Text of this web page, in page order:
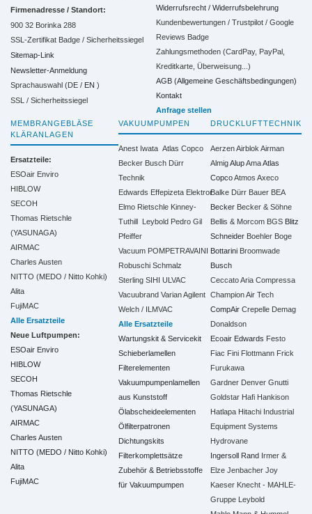
Firmenadresse / Standort:
900 32 Borinka 288
SSL-Zertifikat Badge / Sicherheitssiegel
Sitemap-Link
Newsletter-Anmeldung
Sprachauswahl (DE / EN )
SSL / Sicherheitssiegel
Widerrufsrecht / Widerrufsbelehrung
Kundenbewertungen / Trustpilot / Google
Reviews Badge
Zahlungsmethoden (CardPay, PayPal,
Kreditkarte, Überweisung...)
AGB (Allgemeine Geschäftsbedingungen)
Kontakt
Anfrage stellen
MEMBRANGEBLÄSE
KLÄRANLAGEN
Ersatzteile:
ESOair Enviro
HIBLOW
SECOH
Thomas Rietschle
(YASUNAGA)
AIRMAC
Charles Austen
NITTO (MEDO / Nitto Kohki)
Alita
FujiMAC
Alle Ersatzteile
Neue Luftpumpen:
ESOair Enviro
HIBLOW
SECOH
Thomas Rietschle
(YASUNAGA)
AIRMAC
Charles Austen
NITTO (MEDO / Nitto Kohki)
Alita
FujiMAC
VAKUUMPUMPEN
Anest Iwata Atlas Copco
Becker Busch Dürr
Technik
Edwards Effepizeta Elektror
Elmo Rietschle Kinney-
Tuthill
Leybold Pedro Gil
Pfeiffer
Vacuum POMPETRAVAINI
Robuschi Schmalz
Sterling SIHI
ULVAC
Vacuubrand Varian Agilent
Welch / ILMVAC
Alle Ersatzteile
Wartungskit & Servicekit
Schieberlamellen
Filterelementen
Vakuumpumpenlamellen
aus Kunststoff
Ölabscheideelementen
Ölfilterpatronen
Dichtungskits
Filterkomplettsätze
Zubehör & Betriebsstoffe
für Vakuumpumpen
DRUCKLUFTTECHNIK
AerzenAirblok Airman
Almig Alup Ama Atlas
Copco Atmos Axeco
Balke Dürr Bauer BEA
Becker Becker & Söhne
Bellis & Morcom BGS Blitz
Schneider Boehler Boge
Bottarini Broomwade
Busch
Ceccato Aria Compressa
Champion Air Tech
CompAir Crepelle Demag
Donaldson
Ecoair Edwards Festo
Fiac Fini Flottmann Frick
Furukawa
Gardner Denver Gnutti
Goldstar Hafi Hankison
Hatlapa Hitachi Industrial
Equipment Systems
Hydrovane
Ingersoll Rand Irmer &
Elze Jenbacher Joy
Kaeser Knecht - MAHLE-
Gruppe Leybold